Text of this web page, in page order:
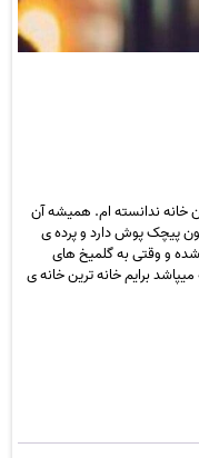
خانه ندانسته ام. همیشه آن
پیچک پوش دارد و پرده ی
و وقتی به گلمیخ های
برایم خانه ترین خانه ی